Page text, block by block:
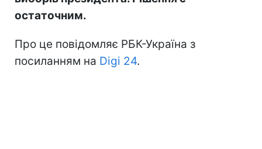
остаточним.
Про це повідомляє РБК-Україна з
посиланням на Digi 24.